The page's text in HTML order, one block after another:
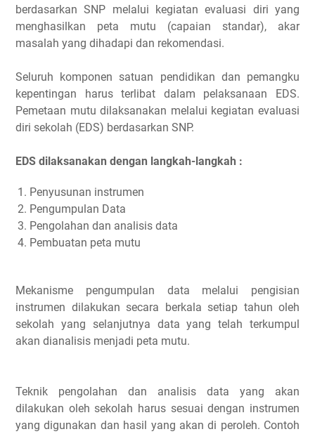
berdasarkan SNP melalui kegiatan evaluasi diri yang
menghasilkan peta mutu (capaian standar), akar
masalah yang dihadapi dan rekomendasi.
Seluruh komponen satuan pendidikan dan pemangku
kepentingan harus terlibat dalam pelaksanaan EDS.
Pemetaan mutu dilaksanakan melalui kegiatan evaluasi
diri sekolah (EDS) berdasarkan SNP.
EDS dilaksanakan dengan langkah-langkah :
Penyusunan instrumen
Pengumpulan Data
Pengolahan dan analisis data
Pembuatan peta mutu
Mekanisme pengumpulan data melalui pengisian
instrumen dilakukan secara berkala setiap tahun oleh
sekolah yang selanjutnya data yang telah terkumpul
akan dianalisis menjadi peta mutu.
Teknik pengolahan dan analisis data yang akan
dilakukan oleh sekolah harus sesuai dengan instrumen
yang digunakan dan hasil yang akan di peroleh. Contoh